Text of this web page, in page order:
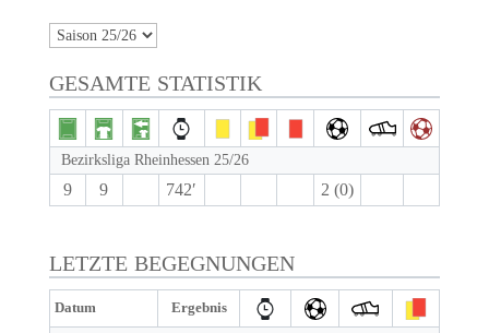
GESAMTE STATISTIK
Bezirksliga Rheinhessen 25/26
9 9 742′ 2 (0)
LETZTE BEGEGNUNGEN
Datum Ergebnis